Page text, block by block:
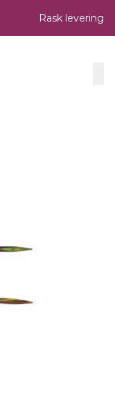
Rask levering